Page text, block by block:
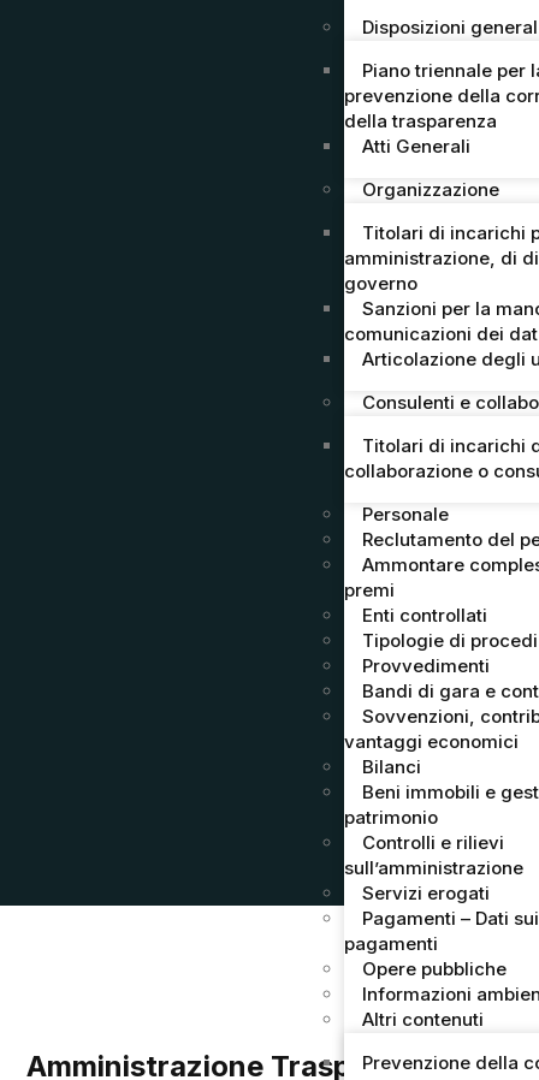
Disposizioni
Piano triennale per
prevenzione della
della trasparenza
Atti Generali
Organizzazione
Titolari di incarichi
amministrazione, di
governo
Sanzioni per la
comunicazioni dei
Articolazione degli
Consulenti e
Titolari di incarichi
collaborazione o
Personale
Reclutamento del
Ammontare
premi
Enti controllati
Tipologie di
Provvedimenti
Bandi di gara e
Sovvenzioni,
vantaggi economici
Bilanci
Beni immobili e
patrimonio
Controlli e rilievi
sull’amministrazione
Servizi erogati
Pagamenti – Dati sui
pagamenti
Opere pubbliche
Informazioni
Altri contenuti
Prevenzione della
Amministrazione Trasparente